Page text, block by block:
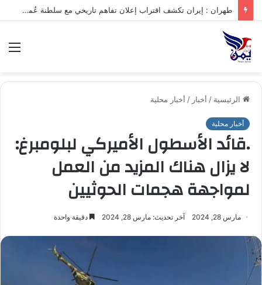
طهران : إيران تكشف اقتراب إعلان تفاهم تاريخي مع سلطنة عُمان بشأن تنظيم الملاحة في مضيق هرمز
الرئيسية / أخبار / أخبار محلية
أخبار محلية
.قائد الأسطول الأميركي لبلومبرغ:
لا يزال هناك المزيد من العمل
لمواجهة هجمات الحوثيين
مارس 28, 2024 آخر تحديث: مارس 28, 2024 دقيقة واحدة